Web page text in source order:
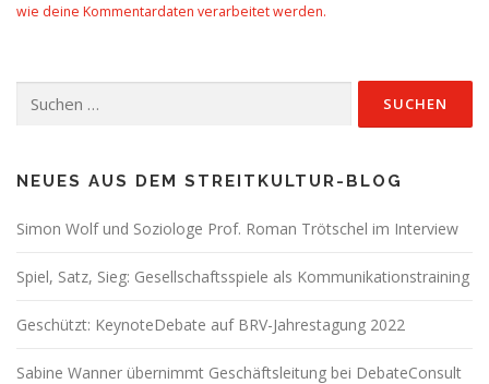
wie deine Kommentardaten verarbeitet werden.
nach:
NEUES AUS DEM STREITKULTUR-BLOG
Simon Wolf und Soziologe Prof. Roman Trötschel im Interview
Spiel, Satz, Sieg: Gesellschaftsspiele als Kommunikationstraining
Geschützt: KeynoteDebate auf BRV-Jahrestagung 2022
Sabine Wanner übernimmt Geschäftsleitung bei DebateConsult